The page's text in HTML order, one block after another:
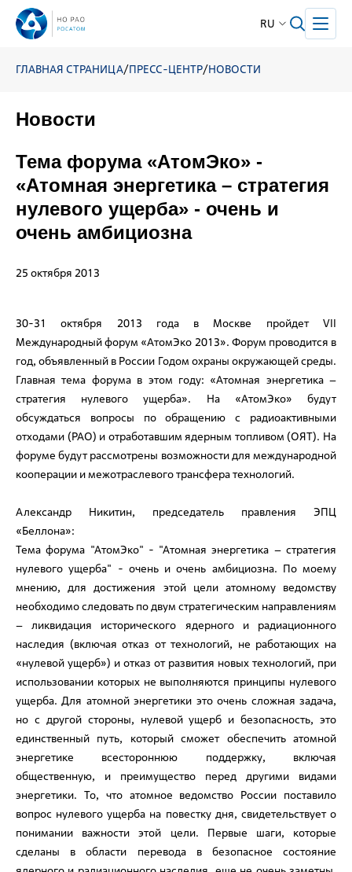
RU
ГЛАВНАЯ СТРАНИЦА/ПРЕСС-ЦЕНТР/НОВОСТИ
Новости
Тема форума «АтомЭко» -
«Атомная энергетика – стратегия
нулевого ущерба» - очень и
очень амбициозна
25 октября 2013
30-31 октября 2013 года в Москве пройдет VII
Международный форум «АтомЭко 2013». Форум проводится в
год, объявленный в России Годом охраны окружающей среды.
Главная тема форума в этом году: «Атомная энергетика –
стратегия нулевого ущерба». На «АтомЭко» будут
обсуждаться вопросы по обращению с радиоактивными
отходами (РАО) и отработавшим ядерным топливом (ОЯТ). На
форуме будут рассмотрены возможности для международной
кооперации и межотраслевого трансфера технологий.
Александр Никитин, председатель правления ЭПЦ
«Беллона»:
Тема форума "АтомЭко" - "Атомная энергетика – стратегия
нулевого ущерба" - очень и очень амбициозна. По моему
мнению, для достижения этой цели атомному ведомству
необходимо следовать по двум стратегическим направлениям
– ликвидация исторического ядерного и радиационного
наследия (включая отказ от технологий, не работающих на
«нулевой ущерб») и отказ от развития новых технологий, при
использовании которых не выполняются принципы нулевого
ущерба. Для атомной энергетики это очень сложная задача,
но с другой стороны, нулевой ущерб и безопасность, это
единственный путь, который сможет обеспечить атомной
энергетике всестороннюю поддержку, включая
общественную, и преимущество перед другими видами
энергетики. То, что атомное ведомство России поставило
вопрос нулевого ущерба на повестку дня, свидетельствует о
понимании важности этой цели. Первые шаги, которые
сделаны в области перевода в безопасное состояние